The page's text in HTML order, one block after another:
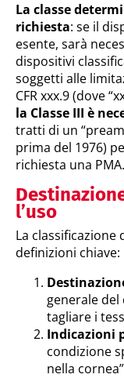
La classe
richiesta: se il
esente, sarà
dispositivi
soggetti alle
CFR xxx.9 (dove
la Classe III è
tratti di un
prima del 1976)
richiesta una PMA.
l’uso
La
definizioni chiave:
generale
tagliare i
Indicazioni
condizione
nella